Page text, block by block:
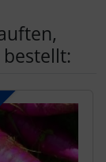
mit der Tab-